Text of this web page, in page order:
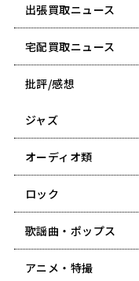
出張買取ニュース
宅配買取ニュース
批評/感想
ジャズ
オーディオ類
ロック
歌謡曲・ポップス
アニメ・特撮